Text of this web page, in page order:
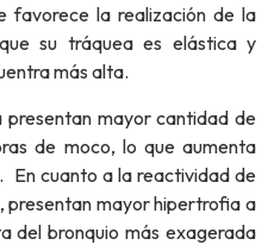
favorece la realización de la
su tráquea es elástica y
más alta.
mayor cantidad de
de moco, lo que aumenta
En cuanto a la reactividad de
, presentan mayor hipertrofia a
del bronquio más exagerada